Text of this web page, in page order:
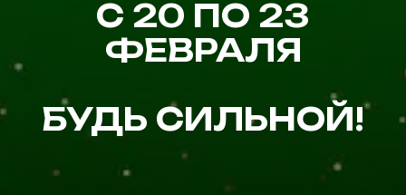
С 20 ПО 23
ФЕВРАЛЯ
БУДЬ СИЛЬНОЙ!